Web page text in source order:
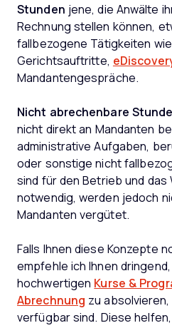
Stunden jene, die Anwälte
Rechnung stellen können,
fallbezogene Tätigkeiten
Gerichtsauftritte,
Mandantengespräche.
Nicht abrechenbare
nicht direkt an Mandanten
administrative Aufgaben,
oder sonstige nicht
sind für den Betrieb und das
notwendig, werden jedoch
Mandanten vergütet.
Falls Ihnen diese Konzepte
empfehle ich Ihnen
hochwertigen Kurse &
Abrechnung zu
verfügbar sind. Diese